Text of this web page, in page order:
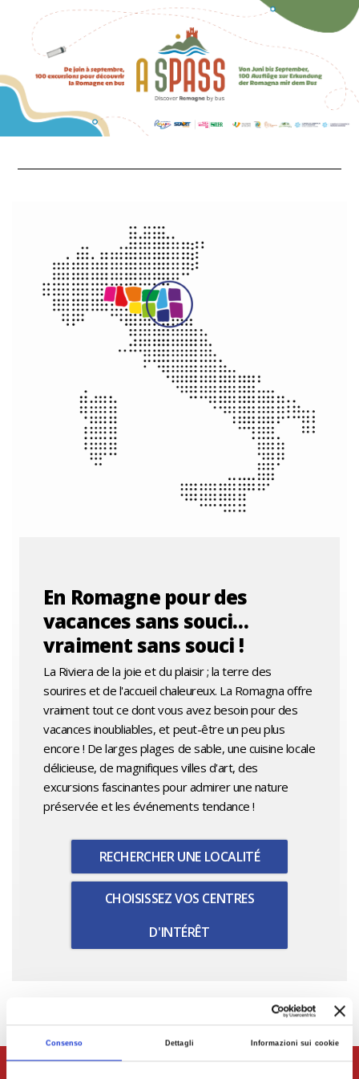
Consenso Dettagli Informazioni sui cookie
En Romagne pour des
vacances sans souci…
vraiment sans souci !
La Riviera de la joie et du plaisir ; la terre des
sourires et de l'accueil chaleureux. La Romagna offre
vraiment tout ce dont vous avez besoin pour des
vacances inoubliables, et peut-être un peu plus
encore ! De larges plages de sable, une cuisine locale
délicieuse, de magnifiques villes d'art, des
excursions fascinantes pour admirer une nature
préservée et les événements tendance !
RECHERCHER UNE LOCALITÉ
CHOISISSEZ VOS CENTRES
D'INTÉRÊT